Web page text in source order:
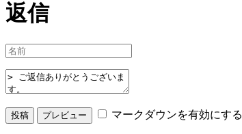
返信
マークダウンを有効にする